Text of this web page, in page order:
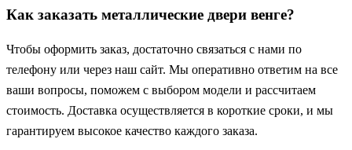
Как заказать металлические двери венге?
Чтобы оформить заказ, достаточно связаться с нами по
телефону или через наш сайт. Мы оперативно ответим на все
ваши вопросы, поможем с выбором модели и рассчитаем
стоимость. Доставка осуществляется в короткие сроки, и мы
гарантируем высокое качество каждого заказа.